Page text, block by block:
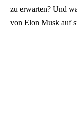
zu erwarten? Und
von Elon Musk auf